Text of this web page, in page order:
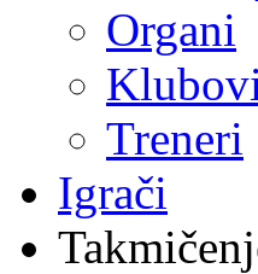
Organi
Treneri
Igrači